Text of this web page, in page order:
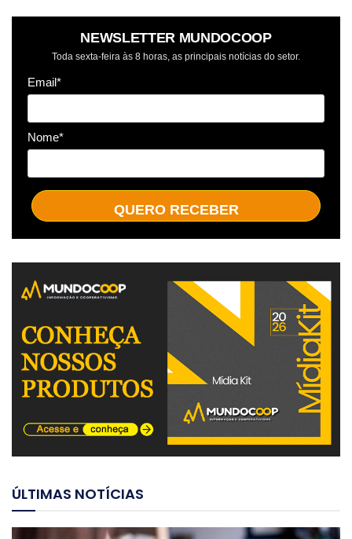
NEWSLETTER MUNDOCOOP
Toda sexta-feira às 8 horas, as principais notícias do setor.
Email*
Nome*
QUERO RECEBER
ÚLTIMAS NOTÍCIAS